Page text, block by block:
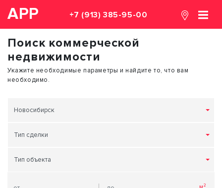
АРР +7 (913) 385-95-00
Поиск коммерческой
недвижимости
Укажите необходимые параметры и найдите то, что вам
необходимо.
Новосибирск
Тип сделки
Тип объекта